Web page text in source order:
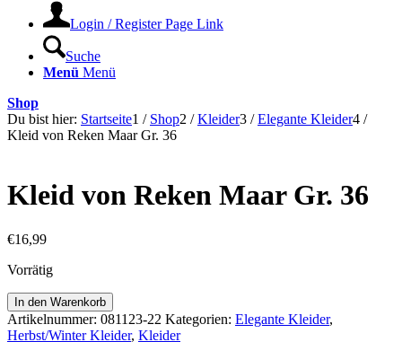
Login / Register Page Link
Suche
Menü Menü
Shop
Du bist hier: Startseite1 / Shop2 / Kleider3 / Elegante Kleider4 /
Kleid von Reken Maar Gr. 36
Kleid von Reken Maar Gr. 36
€16,99
Vorrätig
Kleid
von
Reken
In den Warenkorb
Artikelnummer: 081123-22 Kategorien: Elegante Kleider,
Herbst/Winter Kleider, Kleider